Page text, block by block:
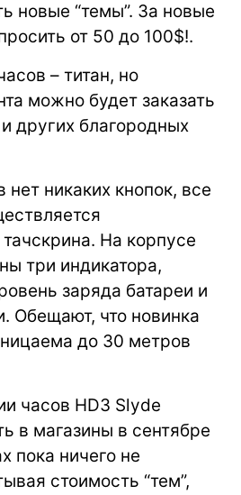
новые “темы”. За новые
от 50 до 100$!.
– титан, но
можно будет заказать
других благородных
нет никаких кнопок, все
На корпусе
три индикатора,
заряда батареи и
Обещают, что новинка
до 30 метров
часов HD3 Slyde
в магазины в сентябре
пока ничего не
стоимость “тем”,